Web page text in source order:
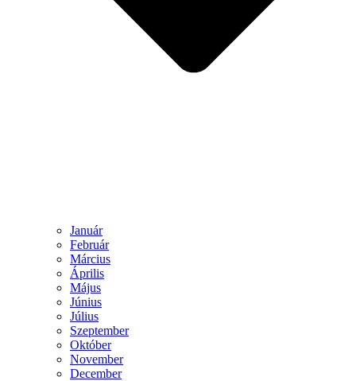
Január
Február
Március
Április
Május
Június
Július
Szeptember
Október
November
December